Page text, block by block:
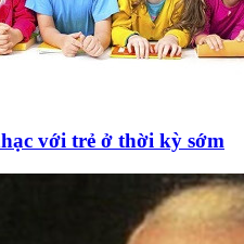
với trẻ ở thời kỳ sớm